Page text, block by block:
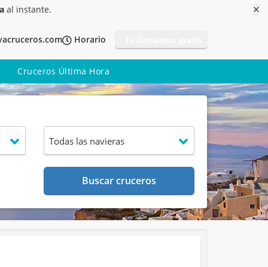
al instante.
Horario
Cruceros Última Hora
Buscar cruceros